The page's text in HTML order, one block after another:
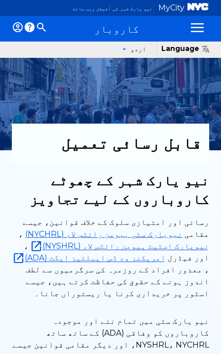
نیو یارک شہر کی آفیشل ویب سائٹ
کاروبار
Language اردو
قابل رسائی تعمیل
نیو یارک شہر کے چھوٹے
کاروباروں کے لیے تجاویز
رسائی اور امتیازی سلوک کے خلاف قوانین، جیسے
مقامی نیویارک سٹی ہیومن رائٹس لاء (NYCHRL)
،
نیویارک اسٹیٹ ہیومن رائٹس لاء (NYSHRL)
،
اور فیڈرل امریکنز ود ڈس ایبلٹیز ایکٹ (ADA)
، معذور افراد کے روزمرہ کی سرگرمیوں سے لطف
اندوز ہونے کے حقوق کی حفاظت کرتے ہیں، جیسے
اسٹور پر خریداری کرنا یا ریستوراں جانا۔
نیو یارک سٹی میں تمام نئے اور موجودہ
کاروباروں کو وفاقی (ADA) کے ساتھ ساتھ
NYSHRL، NYCHRL، اور دیگر مقامی قوانین جیسے